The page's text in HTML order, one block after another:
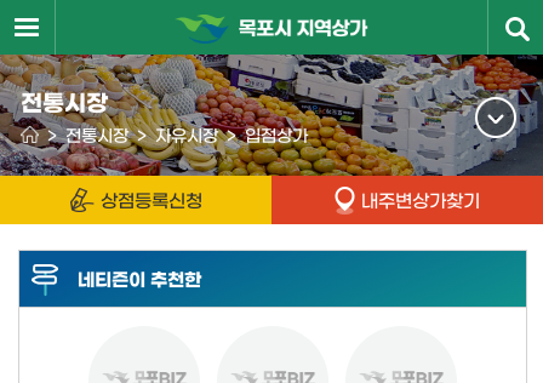
전통시장
> 전통시장 > 자유시장 > 입점상가
상점등록신청 내주변상가찾기
네티즌이 추천한